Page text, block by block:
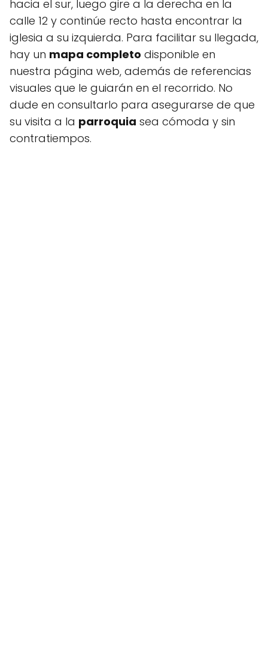
hacia el sur, luego gire a la derecha en la
calle 12 y continúe recto hasta encontrar la
iglesia a su izquierda. Para facilitar su llegada,
hay un mapa completo disponible en
nuestra página web, además de referencias
visuales que le guiarán en el recorrido. No
dude en consultarlo para asegurarse de que
su visita a la parroquia sea cómoda y sin
contratiempos.